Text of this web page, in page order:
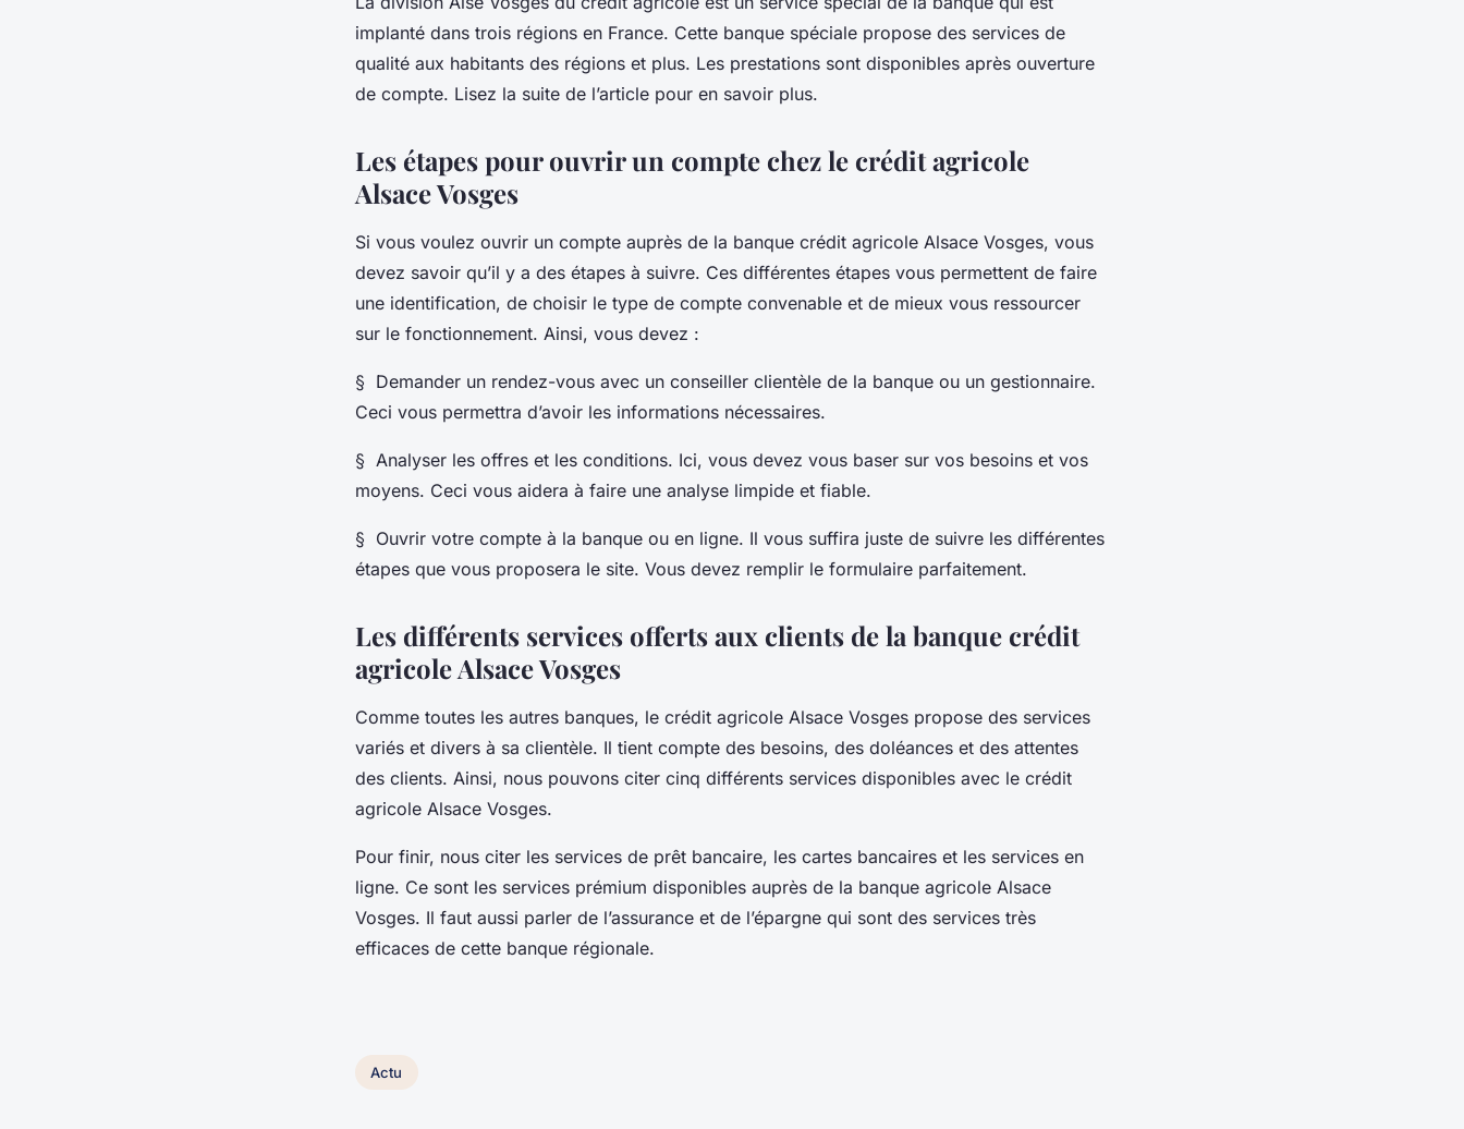
implanté dans trois régions en France. Cette banque spéciale propose des services de
qualité aux habitants des régions et plus. Les prestations sont disponibles après ouverture
de compte. Lisez la suite de l’article pour en savoir plus.
Les étapes pour ouvrir un compte chez le crédit agricole
Alsace Vosges
Si vous voulez ouvrir un compte auprès de la banque crédit agricole Alsace Vosges, vous
devez savoir qu’il y a des étapes à suivre. Ces différentes étapes vous permettent de faire
une identification, de choisir le type de compte convenable et de mieux vous ressourcer
sur le fonctionnement. Ainsi, vous devez :
§ Demander un rendez-vous avec un conseiller clientèle de la banque ou un gestionnaire.
Ceci vous permettra d’avoir les informations nécessaires.
§ Analyser les offres et les conditions. Ici, vous devez vous baser sur vos besoins et vos
moyens. Ceci vous aidera à faire une analyse limpide et fiable.
§ Ouvrir votre compte à la banque ou en ligne. Il vous suffira juste de suivre les différentes
étapes que vous proposera le site. Vous devez remplir le formulaire parfaitement.
Les différents services offerts aux clients de la banque crédit
agricole Alsace Vosges
Comme toutes les autres banques, le crédit agricole Alsace Vosges propose des services
variés et divers à sa clientèle. Il tient compte des besoins, des doléances et des attentes
des clients. Ainsi, nous pouvons citer cinq différents services disponibles avec le crédit
agricole Alsace Vosges.
Pour finir, nous citer les services de prêt bancaire, les cartes bancaires et les services en
ligne. Ce sont les services prémium disponibles auprès de la banque agricole Alsace
Vosges. Il faut aussi parler de l’assurance et de l’épargne qui sont des services très
efficaces de cette banque régionale.
Actu